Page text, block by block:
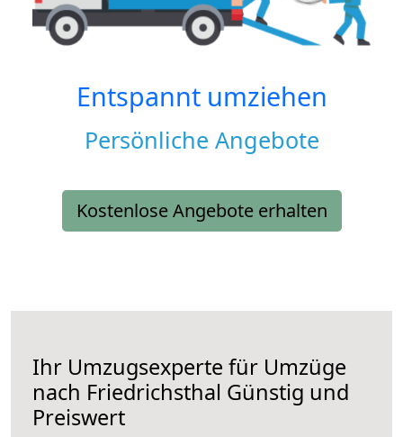
Entspannt umziehen
Persönliche Angebote
Kostenlose Angebote erhalten
Ihr Umzugsexperte für Umzüge
nach Friedrichsthal Günstig und
Preiswert